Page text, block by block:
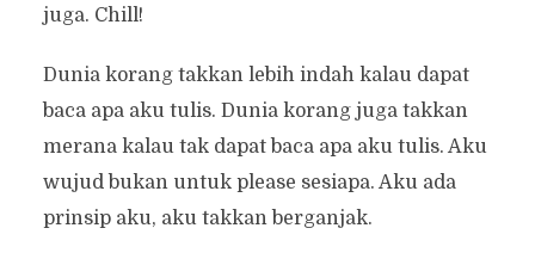
juga. Chill!
Dunia korang takkan lebih indah kalau dapat
baca apa aku tulis. Dunia korang juga takkan
merana kalau tak dapat baca apa aku tulis. Aku
wujud bukan untuk please sesiapa. Aku ada
prinsip aku, aku takkan berganjak.